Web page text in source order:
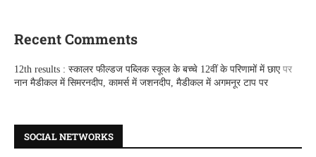
Recent Comments
12th results : स्कालर फील्डज पब्लिक स्कूल के बच्चे 12वीं के परिणामों में छाएपर
नान मैडीकल में सिमरनदीप, कामर्स में जशनदीप, मैडीकल में अगमनूर टाप पर
SOCIAL NETWORKS